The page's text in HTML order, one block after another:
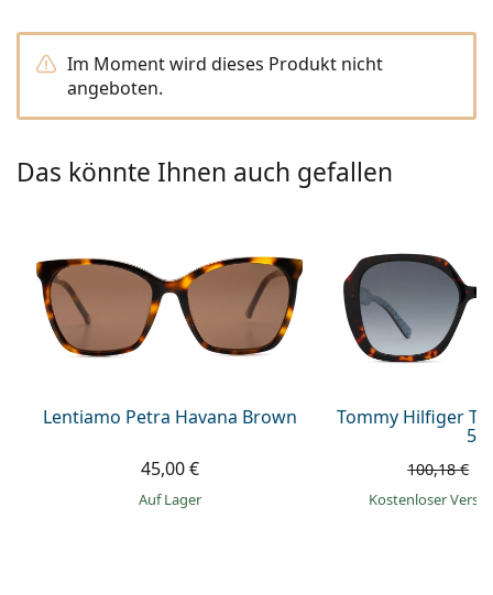
Prada
Alle Marken
Im Moment wird dieses Produkt nicht
angeboten.
Das könnte Ihnen auch gefallen
Lentiamo Petra Havana Brown
45,00 €
auf Lager
Tommy Hilfiger
54
100,18 €
Kostenloser